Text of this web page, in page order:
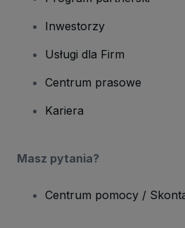
Inwestorzy
Usługi dla Firm
Centrum prasowe
Kariera
Masz pytania?
Centrum pomocy /